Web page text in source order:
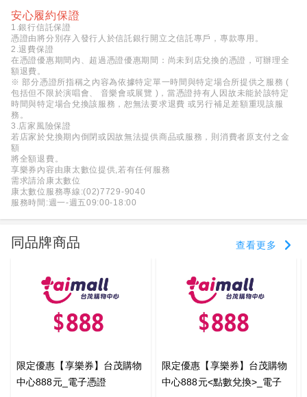
安心履約保證
1.銀行信託保證
憑證由將分別存入發行人於信託銀行開立之信託專戶，專款專用。
2.退費保證
在憑證優惠期間內、超過憑證優惠期間：尚未到店兌換的憑證，可辦理全
額退費。
※ 部分憑證所指稱之內容為依據特定單一時間與特定場合所提供之服務 (
包括但不限於演唱會、 音樂會或展覽 )，當憑證持有人因故未能於該特定
時間與特定場合兌換該服務，恕無法要求退費 或另行補足差額重現該服
務。
3.店家風險保證
若店家於兌換期內倒閉或因故無法提供商品或服務，則消費者原支付之金
額
將全額退費。
享樂券內容由康太數位提供,若有任何服務
需求請洽康太數位
康太數位服務專線:(02)7729-9040
服務時間:週一-週五09:00-18:00
同品牌商品 查看更多
限定優惠【享樂券】台茂購物
中心888元_電子憑證
限定優惠【享樂券】台茂購物
中心888元<點數兌換>_電子